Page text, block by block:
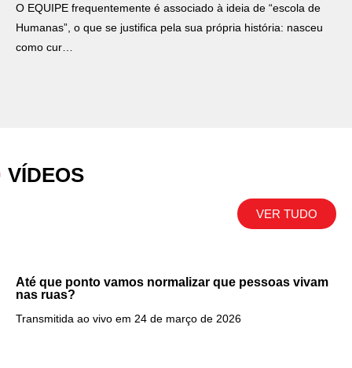
O EQUIPE frequentemente é associado à ideia de “escola de
Humanas”, o que se justifica pela sua própria história: nasceu
como cur…
VÍDEOS
VER TUDO
Até que ponto vamos normalizar que pessoas vivam
nas ruas?
Transmitida ao vivo em 24 de março de 2026